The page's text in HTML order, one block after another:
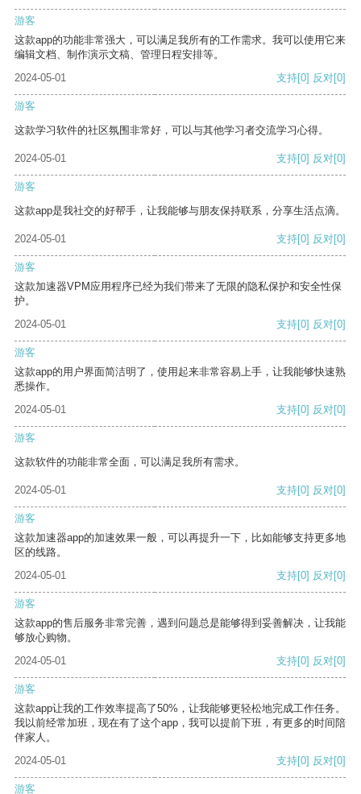
游客
这款app的功能非常强大，可以满足我所有的工作需求。我可以使用它来
编辑文档、制作演示文稿、管理日程安排等。
2024-05-01
支持[0] 反对[0]
游客
这款学习软件的社区氛围非常好，可以与其他学习者交流学习心得。
2024-05-01 支持[0] 反对[0]
游客
这款app是我社交的好帮手，让我能够与朋友保持联系，分享生活点滴。
2024-05-01 支持[0] 反对[0]
游客
这款加速器VPM应用程序已经为我们带来了无限的隐私保护和安全性保
护。
2024-05-01
支持[0] 反对[0]
游客
这款app的用户界面简洁明了，使用起来非常容易上手，让我能够快速熟
悉操作。
2024-05-01
支持[0] 反对[0]
游客
这款软件的功能非常全面，可以满足我所有需求。
2024-05-01 支持[0] 反对[0]
游客
这款加速器app的加速效果一般，可以再提升一下，比如能够支持更多地
区的线路。
2024-05-01
支持[0] 反对[0]
游客
这款app的售后服务非常完善，遇到问题总是能够得到妥善解决，让我能
够放心购物。
2024-05-01
支持[0] 反对[0]
游客
这款app让我的工作效率提高了50%，让我能够更轻松地完成工作任务。
我以前经常加班，现在有了这个app，我可以提前下班，有更多的时间陪
伴家人。
2024-05-01
支持[0] 反对[0]
游客